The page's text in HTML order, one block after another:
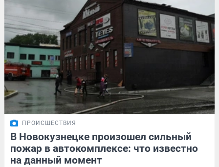
ПРОИСШЕСТВИЯ
В Новокузнецке произошел сильный
пожар в автокомплексе: что известно
на данный момент